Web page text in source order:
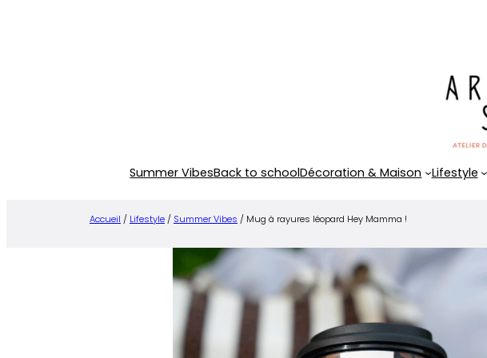
Summer VibesBack to schoolDécoration & Maison Lifestyle
Accueil / Lifestyle / Summer Vibes / Mug à rayures léopard Hey Mamma !